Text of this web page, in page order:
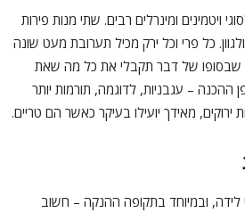
ויטמינים ומינרלים רבים. שתי מנות פירות
כל פרי וכל ירק מכיל תערובת מעט שונה
שבסופו של דבר תקבלי את כל מה שאת
ההכנה – עגבניות, לדוגמה, תורמות יותר
ירוקים, מאידך יועילו בעיקר כאשר הם טריים.
ובמיוחד בתקופה ההנקה – חשוב